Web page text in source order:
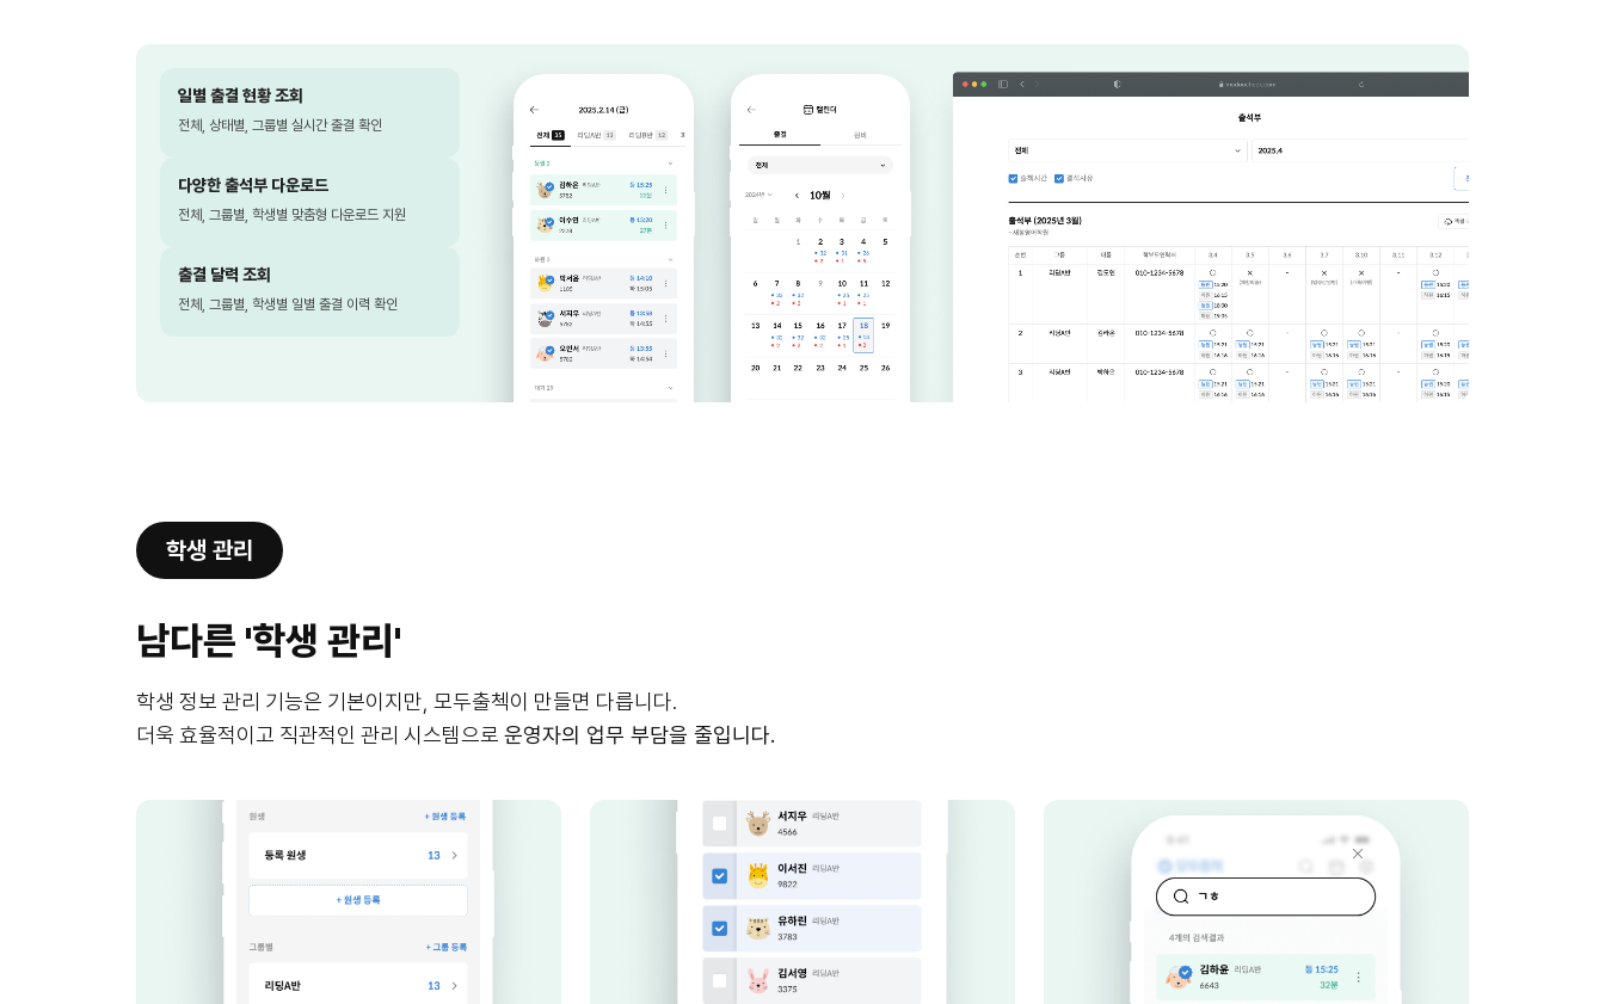
일별 출결 현황 조회
전체, 상태별, 그룹별 실시간 출결 확인
다양한 출석부 다운로드
전체, 그룹별, 학생별 맞춤형 다운로드 지원
출결 달력 조회
전체, 그룹별, 학생별 일별 출결 이력 확인
학생 관리
남다른 '학생 관리'
학생 정보 관리 기능은 기본이지만, 모두출첵이 만들면 다릅니다.
더욱 효율적이고 직관적인 관리 시스템으로 운영자의 업무 부담을 줄입니다.